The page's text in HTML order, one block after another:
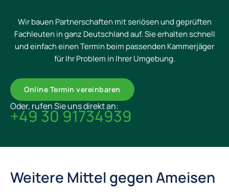
Wir bauen Partnerschaften mit seriösen und geprüften
Fachleuten in ganz Deutschland auf. Sie erhalten schnell
und einfach einen Termin beim passenden Kammerjäger
für Ihr Problem in Ihrer Umgebung.
Online Termin vereinbaren
Oder, rufen Sie uns direkt an:
+49 30 91734939
Weitere Mittel gegen Ameisen